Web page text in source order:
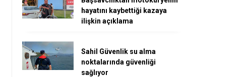
hayatını kaybettiği kazaya
ilişkin açıklama
Sahil Güvenlik su alma
noktalarında güvenliği
sağlıyor